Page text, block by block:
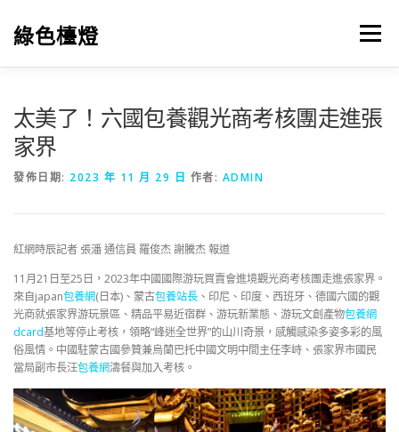
綠色檯燈 選單
太美了！六國包養觀光商考核團走進張
家界
發佈日期: 2023 年 11 月 29 日 作者: ADMIN
紅網時辰記者 張潘 通信員 羅俊杰 謝騰杰 報道
11月21日至25日，2023年中國國際游玩買賣會進境觀光商考核團走進張家界。
來自japan包養網(日本)、蒙古包養站長 、印尼、印度、西班牙、德國六國的觀
光商就張家界游玩景區、精品平易近宿群、游玩新業態、游玩文創產物包養網
dcard基地等停止考核，領略“峰迷全世界”的山川奇景，感觸感染多姿多彩的風
俗風情。中國駐蒙古國參贊兼烏蘭巴托中國文明中間主任李峙、張家界市國民
當局副市長汪包養網濤餐與加入考核。